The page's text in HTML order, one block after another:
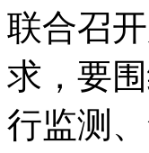
联合召
求，要
行监测